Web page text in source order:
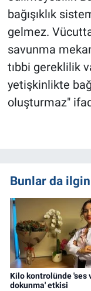
bağışıklık
gelmez.
savunma
tıbbi gereklilik
yetişkinlikte
oluşturmaz"
Bunlar da
Kilo kontrolünde 'ses
dokunma' etkisi